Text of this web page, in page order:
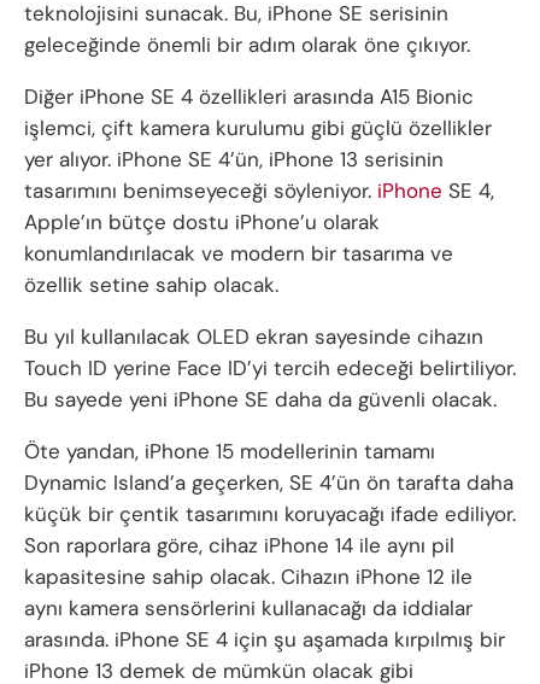
teknolojisini sunacak. Bu, iPhone SE serisinin
geleceğinde önemli bir adım olarak öne çıkıyor.
Diğer iPhone SE 4 özellikleri arasında A15 Bionic
işlemci, çift kamera kurulumu gibi güçlü özellikler
yer alıyor. iPhone SE 4’ün, iPhone 13 serisinin
tasarımını benimseyeceği söyleniyor. iPhone SE 4,
Apple’ın bütçe dostu iPhone’u olarak
konumlandırılacak ve modern bir tasarıma ve
özellik setine sahip olacak.
Bu yıl kullanılacak OLED ekran sayesinde cihazın
Touch ID yerine Face ID’yi tercih edeceği belirtiliyor.
Bu sayede yeni iPhone SE daha da güvenli olacak.
Öte yandan, iPhone 15 modellerinin tamamı
Dynamic Island’a geçerken, SE 4’ün ön tarafta daha
küçük bir çentik tasarımını koruyacağı ifade ediliyor.
Son raporlara göre, cihaz iPhone 14 ile aynı pil
kapasitesine sahip olacak. Cihazın iPhone 12 ile
aynı kamera sensörlerini kullanacağı da iddialar
arasında. iPhone SE 4 için şu aşamada kırpılmış bir
iPhone 13 demek de mümkün olacak gibi